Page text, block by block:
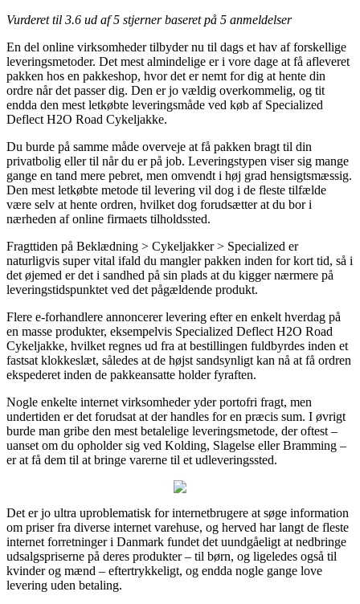
Vurderet til 3.6 ud af 5 stjerner baseret på 5 anmeldelser
En del online virksomheder tilbyder nu til dags et hav af forskellige
leveringsmetoder. Det mest almindelige er i vore dage at få afleveret
pakken hos en pakkeshop, hvor det er nemt for dig at hente din
ordre når det passer dig. Den er jo vældig overkommelig, og tit
endda den mest letkøbte leveringsmåde ved køb af Specialized
Deflect H2O Road Cykeljakke.
Du burde på samme måde overveje at få pakken bragt til din
privatbolig eller til når du er på job. Leveringstypen viser sig mange
gange en tand mere pebret, men omvendt i høj grad hensigtsmæssig.
Den mest letkøbte metode til levering vil dog i de fleste tilfælde
være selv at hente ordren, hvilket dog forudsætter at du bor i
nærheden af online firmaets tilholdssted.
Fragttiden på Beklædning > Cykeljakker > Specialized er
naturligvis super vital ifald du mangler pakken inden for kort tid, så i
det øjemed er det i sandhed på sin plads at du kigger nærmere på
leveringstidspunktet ved det pågældende produkt.
Flere e-forhandlere annoncerer levering efter en enkelt hverdag på
en masse produkter, eksempelvis Specialized Deflect H2O Road
Cykeljakke, hvilket regnes ud fra at bestillingen fuldbyrdes inden et
fastsat klokkeslæt, således at de højst sandsynligt kan nå at få ordren
ekspederet inden de pakkeansatte holder fyraften.
Nogle enkelte internet virksomheder yder portofri fragt, men
undertiden er det forudsat at der handles for en præcis sum. I øvrigt
burde man gribe den mest betalelige leveringsmetode, der oftest –
uanset om du opholder sig ved Kolding, Slagelse eller Bramming –
er at få dem til at bringe varerne til et udleveringssted.
Det er jo ultra uproblematisk for internetbrugere at søge information
om priser fra diverse internet varehuse, og herved har langt de fleste
internet forretninger i Danmark fundet det uundgåeligt at nedbringe
udsalgspriserne på deres produkter – til børn, og ligeledes også til
kvinder og mænd – eftertrykkeligt, og endda nogle gange love
levering uden betaling.